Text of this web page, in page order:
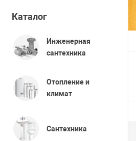
Каталог
Инженерная
сантехника
Отопление и
климат
Сантехника